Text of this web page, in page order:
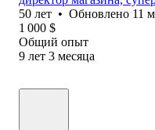
50 лет • Обновлено 11
1 000 $
Общий опыт
9 лет 3 месяца